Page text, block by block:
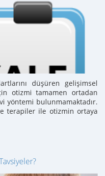
düşüren gelişimsel
otizmi tamamen ortadan
yöntemi bulunmamaktadır.
terapiler ile otizmin ortaya